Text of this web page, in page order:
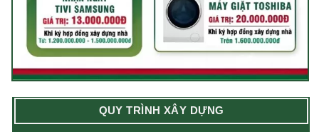
QUY TRÌNH XÂY DỰNG